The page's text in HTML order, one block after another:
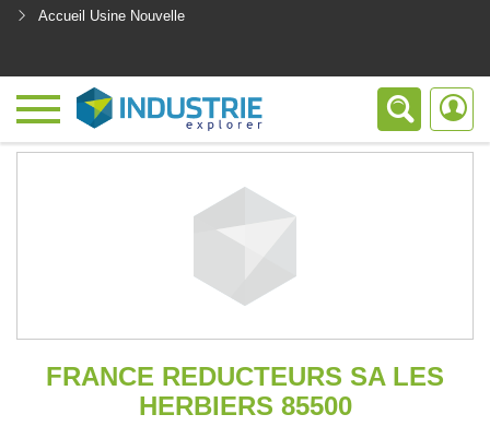
Accueil Usine Nouvelle
FRANCE REDUCTEURS SA LES
HERBIERS 85500